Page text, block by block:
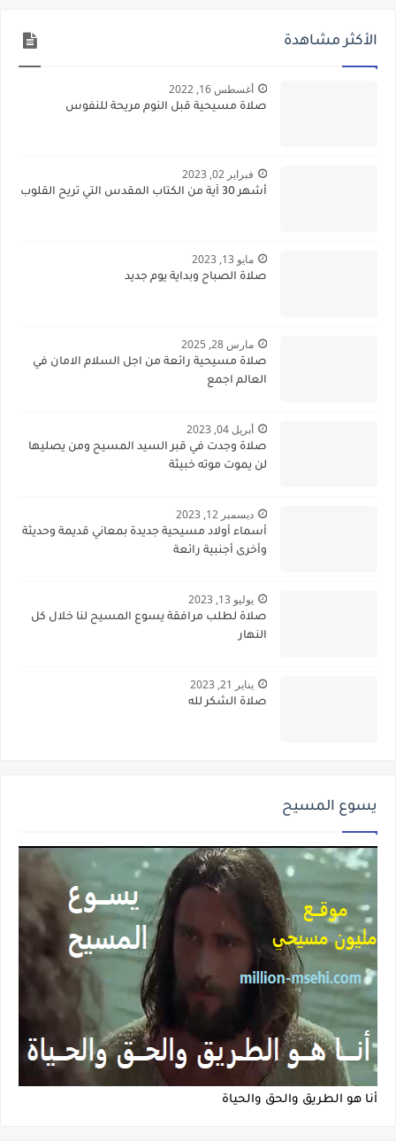
الأكثر مشاهدة
أغسطس 16, 2022
صلاة مسيحية قبل النوم مريحة للنفوس
فبراير 02, 2023
أشهر 30 آية من الكتاب المقدس التي تريح القلوب
مايو 13, 2023
صلاة الصباح وبداية يوم جديد
مارس 28, 2025
صلاة مسيحية رائعة من اجل السلام الامان في
العالم اجمع
أبريل 04, 2023
صلاة وجدت في قبر السيد المسيح ومن يصليها
لن يموت موته خبيثة
ديسمبر 12, 2023
أسماء أولاد مسيحية جديدة بمعاني قديمة وحديثة
وأخرى أجنبية رائعة
يوليو 13, 2023
صلاة لطلب مرافقة يسوع المسيح لنا خلال كل
النهار
يناير 21, 2023
صلاة الشكر لله
يسوع المسيح
أنا هو الطريق والحق والحياة